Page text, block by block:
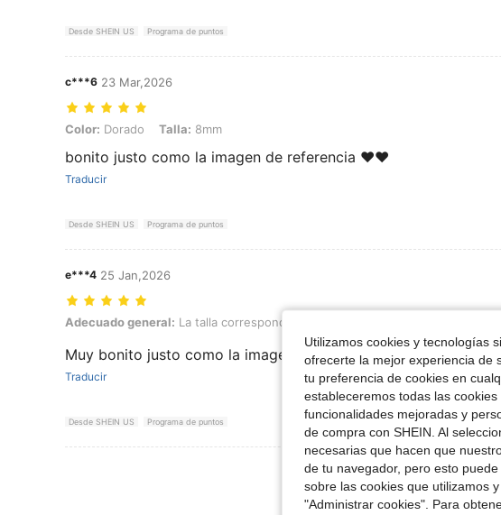
Desde SHEIN US Programa de puntos
c***6 23 Mar,2026
Color: Dorado, Talla: 8mm
Color: Dorado Talla: 8mm
bonito justo como la imagen de referencia ❤️❤️
Traducir
Desde SHEIN US Programa de puntos
e***4 25 Jan,2026
Adecuado general: La talla corresponde, Color: Dorado, Talla: 6mm
Adecuado general: La talla corresponde
Muy bonito justo como la imagen de referencia ❤️❤️❤️❤️❤️
Traducir
Desde SHEIN US Programa de puntos
Ver Más Reseñas
Utilizamos cookies y tecnologías
ofrecerte la mejor experiencia de
tu preferencia de cookies en
estableceremos todas las
funcionalidades mejoradas y
de compra con SHEIN. Al
necesarias que hacen que
de tu navegador, pero esto
sobre las cookies que utilizamos
"Administrar cookies". Para